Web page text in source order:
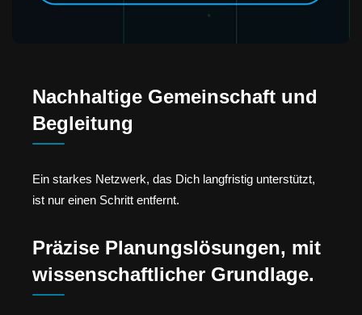
Nachhaltige Gemeinschaft und
Begleitung
Ein starkes Netzwerk, das Dich langfristig unterstützt,
ist nur einen Schritt entfernt.
Präzise Planungslösungen, mit
wissenschaftlicher Grundlage.